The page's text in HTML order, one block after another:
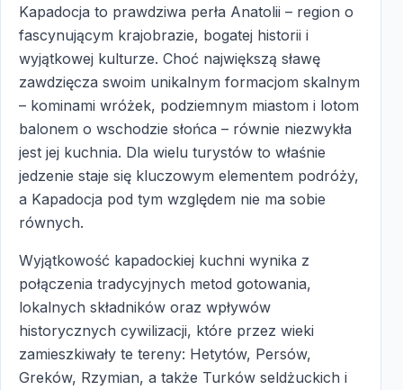
Kapadocja to prawdziwa perła Anatolii – region o
fascynującym krajobrazie, bogatej historii i
wyjątkowej kulturze. Choć największą sławę
zawdzięcza swoim unikalnym formacjom skalnym
– kominami wróżek, podziemnym miastom i lotom
balonem o wschodzie słońca – równie niezwykła
jest jej kuchnia. Dla wielu turystów to właśnie
jedzenie staje się kluczowym elementem podróży,
a Kapadocja pod tym względem nie ma sobie
równych.
Wyjątkowość kapadockiej kuchni wynika z
połączenia tradycyjnych metod gotowania,
lokalnych składników oraz wpływów
historycznych cywilizacji, które przez wieki
zamieszkiwały te tereny: Hetytów, Persów,
Greków, Rzymian, a także Turków seldżuckich i